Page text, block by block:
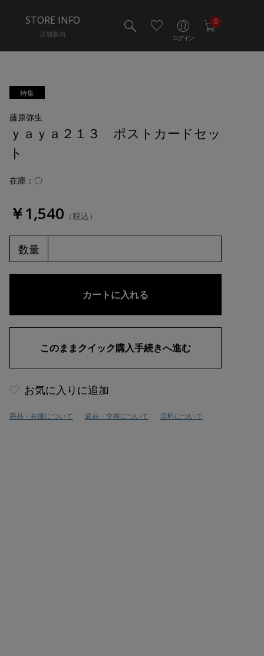
ログイン
0
STORE INFO
店舗案内
特集
藤原弥生
ｙａｙａ２１３ ポストカードセッ
ト
在庫：〇
￥1,540 （税込）
数量
お気に入りに追加
商品・在庫について 返品・交換について 送料について